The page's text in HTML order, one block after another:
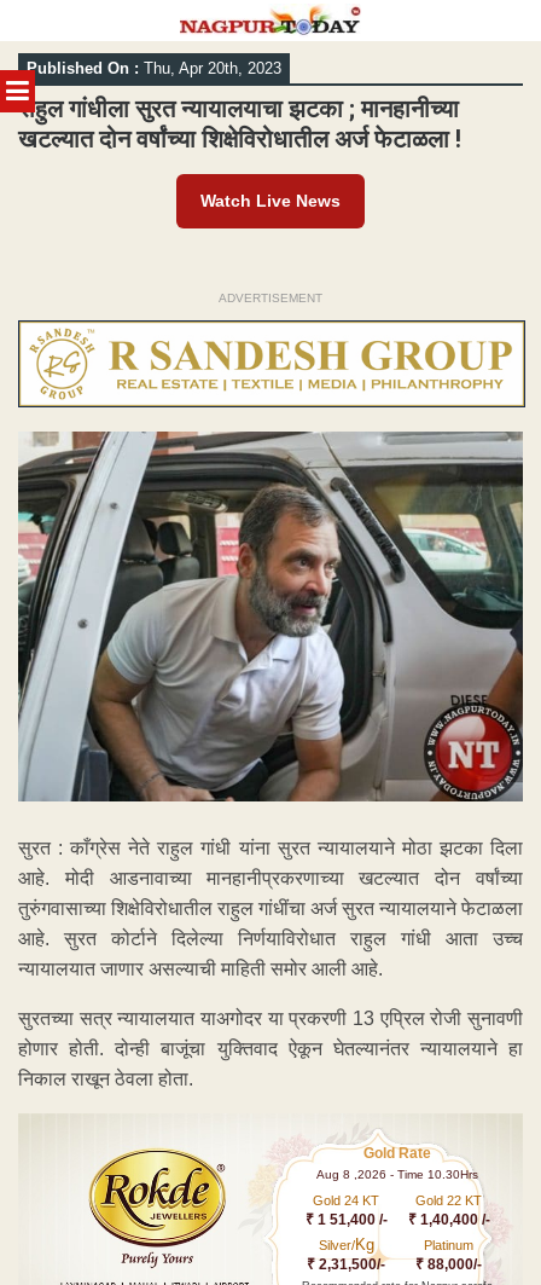
MENU
Skip
to
content
Published On : Thu, Apr 20th, 2023
राहुल गांधीला सुरत न्यायालयाचा झटका ; मानहानीच्या
खटल्यात दोन वर्षांच्या शिक्षेविरोधातील अर्ज फेटाळला !
Watch Live News
ADVERTISEMENT
सुरत : काँग्रेस नेते राहुल गांधी यांना सुरत न्यायालयाने मोठा झटका दिला
आहे. मोदी आडनावाच्या मानहानीप्रकरणाच्या खटल्यात दोन वर्षांच्या
तुरुंगवासाच्या शिक्षेविरोधातील राहुल गांधींचा अर्ज सुरत न्यायालयाने फेटाळला
आहे. सुरत कोर्टाने दिलेल्या निर्णयाविरोधात राहुल गांधी आता उच्च
न्यायालयात जाणार असल्याची माहिती समोर आली आहे.
सुरतच्या सत्र न्यायालयात याअगोदर या प्रकरणी 13 एप्रिल रोजी सुनावणी
होणार होती. दोन्ही बाजूंचा युक्तिवाद ऐकून घेतल्यानंतर न्यायालयाने हा
निकाल राखून ठेवला होता.
Gold Rate
Aug 8 ,2026 - Time 10.30Hrs
Gold 24 KT
₹ 1 51,400 /-
Gold 22 KT
₹ 1,40,400 /-
Silver/Kg
₹ 2,31,500/-
Platinum
₹ 88,000/-